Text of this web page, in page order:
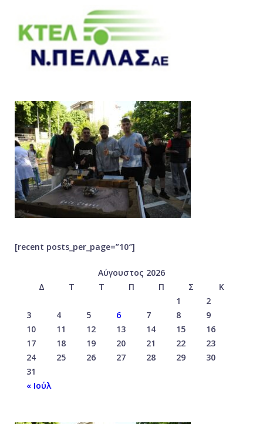
[recent posts_per_page=”10″]
Αύγουστος 2026
Δ
Τ Τ Π Π Σ
Κ
1
2
3
4 5 6 7 8
9
10
11 12 13 14 15
16
17
18 19 20 21 22
23
24
25 26 27 28 29
30
31
« Ιούλ